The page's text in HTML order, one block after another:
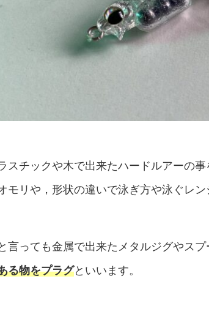
スチックや木で出来たハードルアーの
モリや，形状の違いで泳ぎ方や泳ぐレン
言っても金属で出来たメタルジグやスプ
る物をプラグといいます。